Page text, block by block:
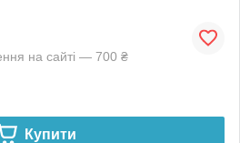
на сайті — 700 ₴
Купити